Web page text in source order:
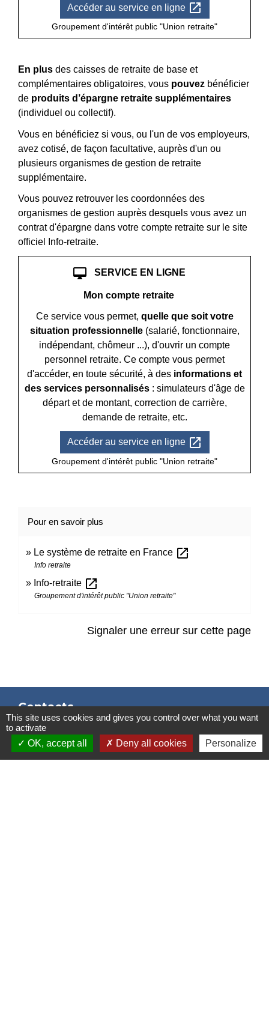
Accéder au service en ligne open_in_new
Groupement d'intérêt public "Union retraite"
En plus des caisses de retraite de base et
complémentaires obligatoires, vous pouvez bénéficier
de produits d’épargne retraite supplémentaires
(individuel ou collectif).
Vous en bénéficiez si vous, ou l'un de vos employeurs,
avez cotisé, de façon facultative, auprès d'un ou
plusieurs organismes de gestion de retraite
supplémentaire.
Vous pouvez retrouver les coordonnées des
organismes de gestion auprès desquels vous avez un
contrat d'épargne dans votre compte retraite sur le site
officiel Info-retraite.
desktop_mac SERVICE EN LIGNE
Mon compte retraite
Ce service vous permet, quelle que soit votre
situation professionnelle(salarié, fonctionnaire,
indépendant, chômeur ...), d'ouvrir un compte
personnel retraite. Ce compte vous permet
d'accéder, en toute sécurité, à des informations et
des services personnalisés: simulateurs d'âge de
départ et de montant, correction de carrière,
demande de retraite, etc.
Accéder au service en ligne open_in_new
Groupement d'intérêt public "Union retraite"
Pour en savoir plus
Le système de retraite en France open_in_new
Info retraite
Info-retraite open_in_new
Groupement d'intérêt public "Union retraite"
Signaler une erreur sur cette page
Contacts
Mairie de Marssac-sur-Tarn
2 Rue Tonimarié
81150 Marssac-sur-Tarn - FRANCE
This site uses cookies and gives you control over what you want
to activate
OK, accept all
Deny all cookies Personalize